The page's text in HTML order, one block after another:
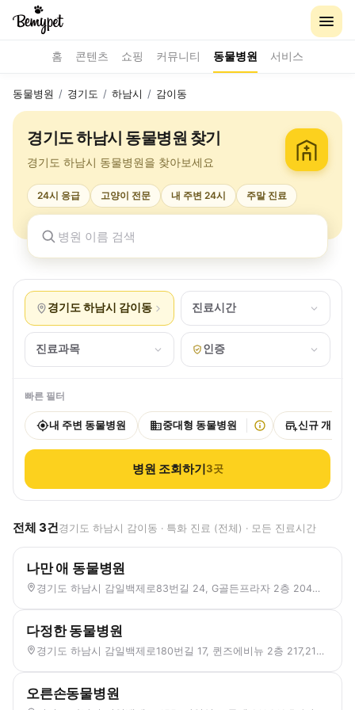
홈 콘텐츠 쇼핑 커뮤니티 동물병원 서비스
동물병원 / 경기도 / 하남시 / 감이동
경기도 하남시 동물병원 찾기
경기도 하남시 동물병원을 찾아보세요
24시 응급 고양이 전문 내 주변 24시 주말 진료
경기도 하남시 감이동 진료시간
진료과목 인증
빠른 필터
내 주변 동물병원 중대형 동물병원 신규 개원
병원 조회하기3곳
전체 3건경기도 하남시 감이동 · 특화 진료 (전체) · 모든 진료시간
나만 애 동물병원
경기도 하남시 감일백제로83번길 24, G골든프라자 2층 204호 (감이동)
다정한 동물병원
경기도 하남시 감일백제로180번길 17, 퀸즈에비뉴 2층 217,218,219호 (감이동)
오른손동물병원